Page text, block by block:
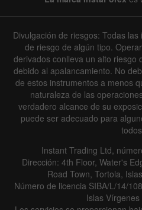
Divulgación de riesgos: Todas
de riesgo de algún tipo.
derivados conlleva un alto riesgo
debido al apalancamiento. No
de estos instrumentos a menos
naturaleza de las
verdadero alcance de su
puede ser adecuado para
Instant Trading Ltd,
Dirección: 4th Floor, Water's
Road Town, Tortola,
Número de licencia SIBA/L/14/
Islas